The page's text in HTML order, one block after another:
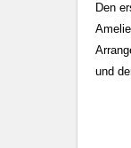
Den
und